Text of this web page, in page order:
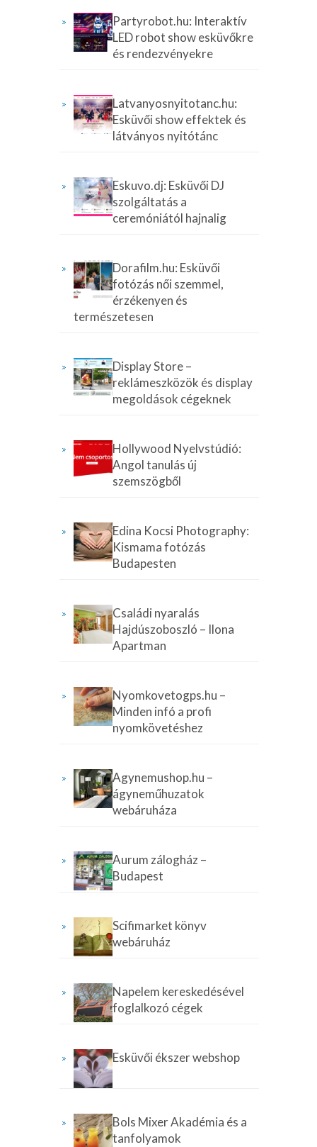
Partyrobot.hu: Interaktív
LED robot show esküvőkre
és rendezvényekre
Latvanyosnyitotanc.hu:
Esküvői show effektek és
látványos nyitótánc
Eskuvo.dj: Esküvői DJ
szolgáltatás a
ceremóniától hajnalig
Dorafilm.hu: Esküvői
fotózás női szemmel,
érzékenyen és
természetesen
Display Store –
reklámeszközök és display
megoldások cégeknek
Hollywood Nyelvstúdió:
Angol tanulás új
szemszögből
Edina Kocsi Photography:
Kismama fotózás
Budapesten
Családi nyaralás
Hajdúszoboszló – Ilona
Apartman
Nyomkovetogps.hu –
Minden infó a profi
nyomkövetéshez
Agynemushop.hu –
ágyneműhuzatok
webáruháza
Aurum zálogház –
Budapest
Scifimarket könyv
webáruház
Napelem kereskedésével
foglalkozó cégek
Esküvői ékszer webshop
Bols Mixer Akadémia és a
tanfolyamok